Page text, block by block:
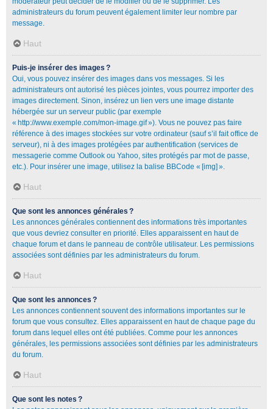
administrateurs du forum peuvent également limiter leur nombre par
message.
Haut
Puis-je insérer des images ?
Oui, vous pouvez insérer des images dans vos messages. Si les
administrateurs ont autorisé les pièces jointes, vous pourrez importer des
images directement. Sinon, insérez un lien vers une image distante
hébergée sur un serveur public (par exemple
« http://www.exemple.com/mon-image.gif »). Vous ne pouvez pas faire
référence à des images stockées sur votre ordinateur (sauf s’il fait office de
serveur), ni à des images protégées par authentification (services de
messagerie comme Outlook ou Yahoo, sites protégés par mot de passe,
etc.). Pour insérer une image, utilisez la balise BBCode « [img] ».
Haut
Que sont les annonces générales ?
Les annonces générales contiennent des informations très importantes
que vous devriez consulter en priorité. Elles apparaissent en haut de
chaque forum et dans le panneau de contrôle utilisateur. Les permissions
associées sont définies par les administrateurs du forum.
Haut
Que sont les annonces ?
Les annonces contiennent souvent des informations importantes sur le
forum que vous consultez. Elles apparaissent en haut de chaque page du
forum dans lequel elles ont été publiées. Comme pour les annonces
générales, les permissions associées sont définies par les administrateurs
du forum.
Haut
Que sont les notes ?